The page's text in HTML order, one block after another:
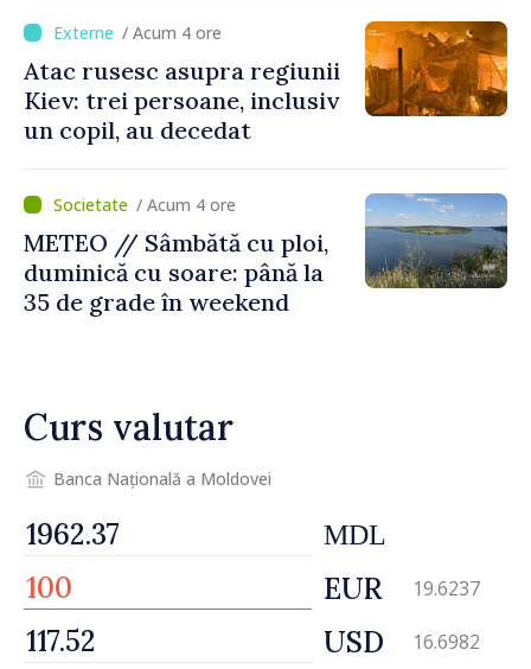
de țara de origine
/ Acum 4 ore
Atac rusesc asupra regiunii
Kiev: trei persoane, inclusiv
un copil, au decedat
/ Acum 4 ore
METEO // Sâmbătă cu ploi,
duminică cu soare: până la
35 de grade în weekend
Curs valutar
Banca Națională a Moldovei
MDL
EUR 19.6237
USD 16.6982